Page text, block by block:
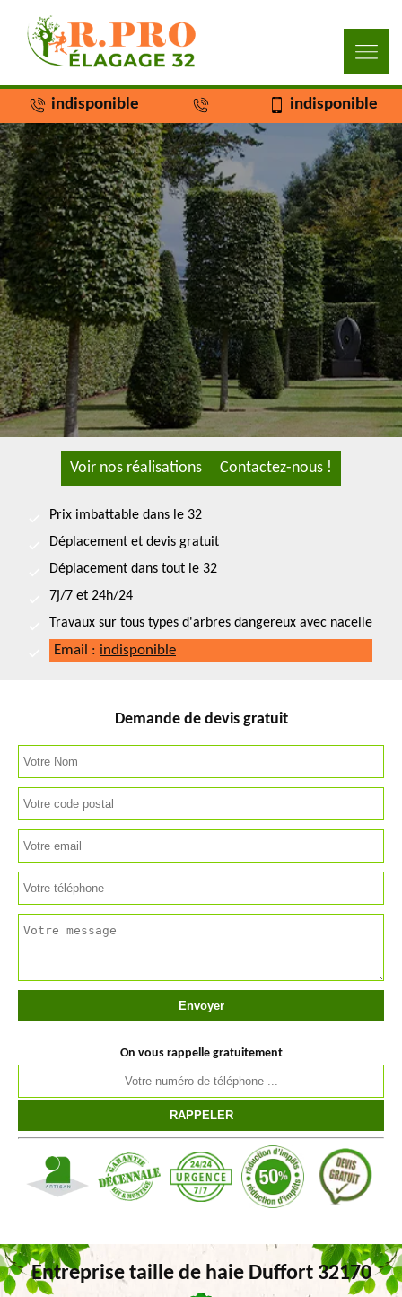
indisponible indisponible
Voir nos réalisations Contactez-nous !
Prix imbattable dans le 32
Déplacement et devis gratuit
Déplacement dans tout le 32
7j/7 et 24h/24
Travaux sur tous types d'arbres dangereux avec nacelle
Email : indisponible
Demande de devis gratuit
On vous rappelle gratuitement
Entreprise taille de haie Duffort 32170